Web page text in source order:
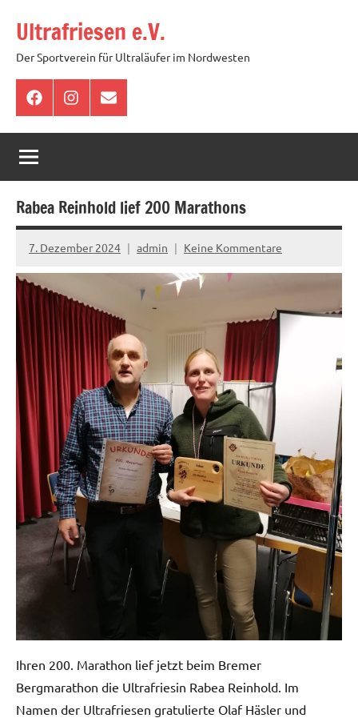
Inhalt
springen
Ultrafriesen e.V.
Der Sportverein für Ultraläufer im Nordwesten
FacebookInstagram
E-
Mail
Rabea Reinhold lief 200 Marathons
7. Dezember 2024 admin Keine Kommentare
Ihren 200. Marathon lief jetzt beim Bremer
Bergmarathon die Ultrafriesin Rabea Reinhold. Im
Namen der Ultrafriesen gratulierte Olaf Häsler und